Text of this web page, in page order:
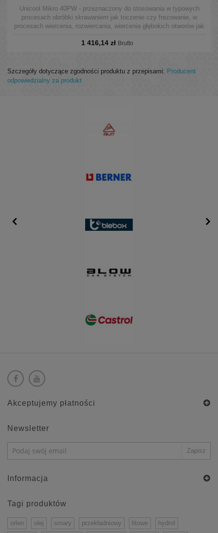
Unicool Mikro 40PW - przeznaczony do stosowania w typowych
procesach obróbki skrawaniem jak toczenie czy frezowanie, w
procesach wiercenia, rozwiercania, wiercenia głębokich otworów jak
operacjach obróbki wiórowej. Odpowiedni do nisko i
1 416,14 zł Brutto
Szczegóły dotyczące zgodności produktu z przepisami: Producent
odpowiedzialny za produkt
Akceptujemy płatności
Newsletter
Informacja
Tagi produktów
orlen olej smary przekładniowy litowe hydrol